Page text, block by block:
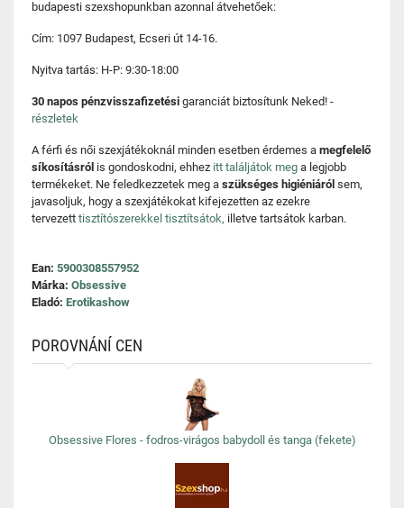
budapesti szexshopunkban azonnal átvehetőek:
Cím: 1097 Budapest, Ecseri út 14-16.
Nyitva tartás: H-P: 9:30-18:00
30 napos pénzvisszafizetési garanciát biztosítunk Neked! -
részletek
A férfi és női szexjátékoknál minden esetben érdemes a megfelelő
síkosításról is gondoskodni, ehhez itt találjátok meg a legjobb
termékeket. Ne feledkezzetek meg a szükséges higiéniáról sem,
javasoljuk, hogy a szexjátékokat kifejezetten az ezekre
tervezett tisztítószerekkel tisztítsátok, illetve tartsátok karban.
Ean: 5900308557952
Márka: Obsessive
Eladó: Erotikashow
POROVNÁNÍ CEN
Obsessive Flores - fodros-virágos babydoll és tanga (fekete)